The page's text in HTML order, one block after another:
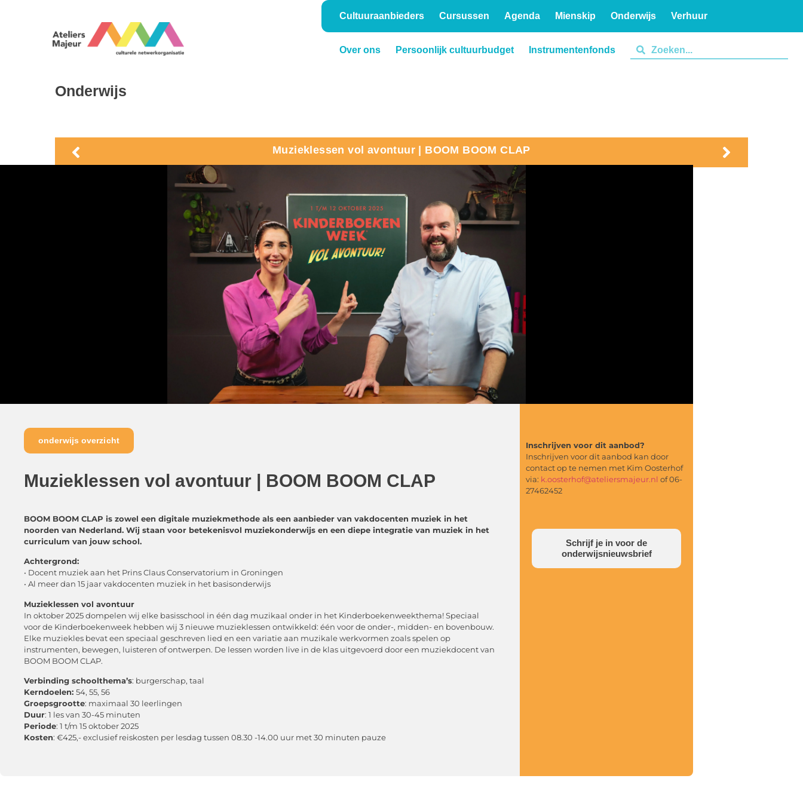
Cultuuraanbieders Cursussen Agenda Mienskip Onderwijs Verhuur
Over ons Persoonlijk cultuurbudget
Instrumentenfonds
Onderwijs
Muzieklessen vol avontuur | BOOM BOOM CLAP
onderwijs overzicht
Muzieklessen vol avontuur | BOOM BOOM CLAP
BOOM BOOM CLAP is zowel een digitale muziekmethode als een aanbieder van vakdocenten muziek in het
noorden van Nederland. Wij staan voor betekenisvol muziekonderwijs en een diepe integratie van muziek in het
curriculum van jouw school.
Achtergrond:
• Docent muziek aan het Prins Claus Conservatorium in Groningen
• Al meer dan 15 jaar vakdocenten muziek in het basisonderwijs
Muzieklessen vol avontuur
In oktober 2025 dompelen wij elke basisschool in één dag muzikaal onder in het Kinderboekenweekthema! Speciaal
voor de Kinderboekenweek hebben wij 3 nieuwe muzieklessen ontwikkeld: één voor de onder-, midden- en bovenbouw.
Elke muziekles bevat een speciaal geschreven lied en een variatie aan muzikale werkvormen zoals spelen op
instrumenten, bewegen, luisteren of ontwerpen. De lessen worden live in de klas uitgevoerd door een muziekdocent van
BOOM BOOM CLAP.
Verbinding schoolthema’s: burgerschap, taal
Kerndoelen: 54, 55, 56
Groepsgrootte: maximaal 30 leerlingen
Duur: 1 les van 30-45 minuten
Periode: 1 t/m 15 oktober 2025
Kosten: €425,- exclusief reiskosten per lesdag tussen 08.30 -14.00 uur met 30 minuten pauze
Inschrijven voor dit aanbod?
Inschrijven voor dit aanbod kan door
contact op te nemen met Kim Oosterhof
via: k.oosterhof@ateliersmajeur.nl of 06-
27462452
Schrijf je in voor de
onderwijsnieuwsbrief